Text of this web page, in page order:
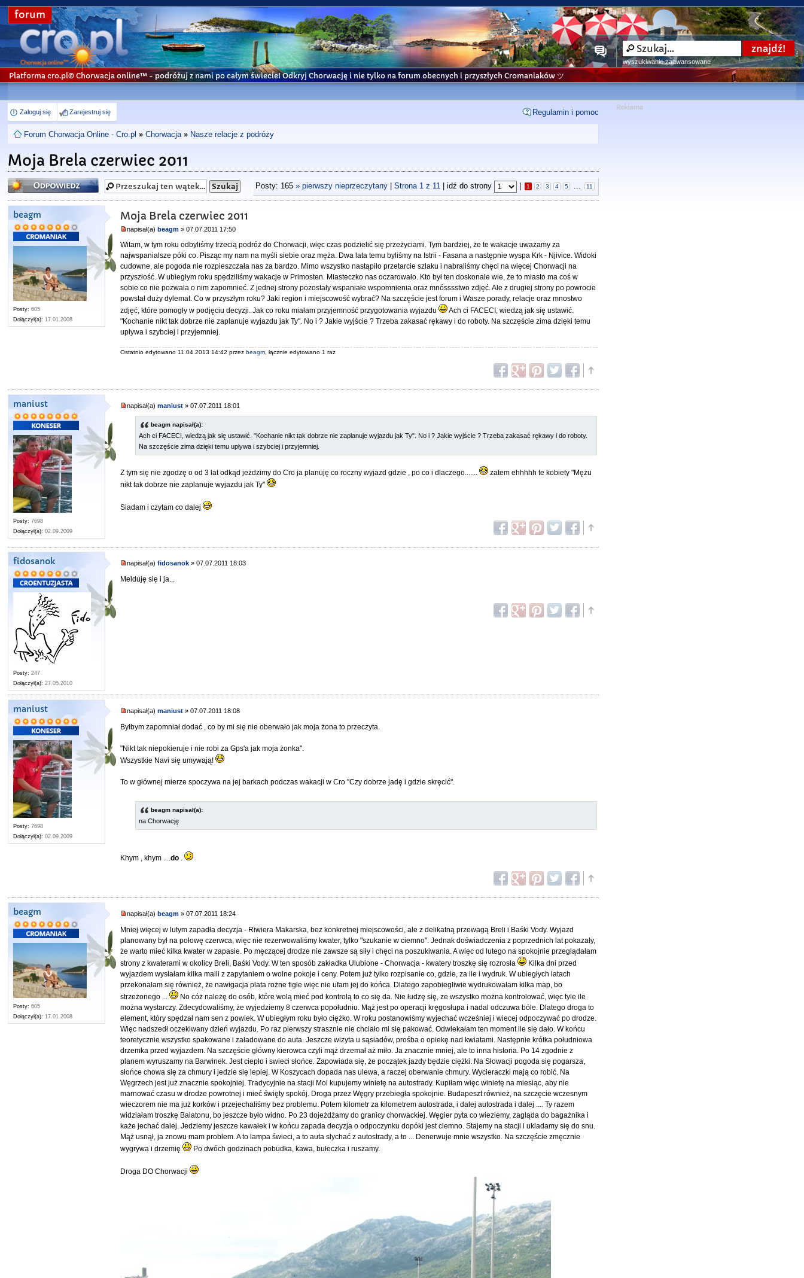
forum
wyszukiwanie zaawansowane
Platforma cro.pl© Chorwacja online™ - podróżuj z nami po całym świecie! Odkryj Chorwację i nie tylko na forum obecnych i przyszłych Cromaniaków ツ
Zaloguj się Zarejestruj się Regulamin i pomoc
Forum Chorwacja Online - Cro.pl » Chorwacja » Nasze relacje z podróży
Moja Brela czerwiec 2011
Odpowiedz Posty: 165 » pierwszy nieprzeczytany| Strona 1z 11| idź do strony 1 2 3 4 5 ... 11
beagm
Posty: 605
Dołączył(a): 17.01.2008
Moja Brela czerwiec 2011
napisał(a)beagm » 07.07.2011 17:50
Witam, w tym roku odbyliśmy trzecią podróż do Chorwacji, więc czas podzielić się przeżyciami. Tym bardziej, że te wakacje uważamy za
najwspanialsze póki co. Pisząc my nam na myśli siebie oraz męża. Dwa lata temu byliśmy na Istrii - Fasana a następnie wyspa Krk - Njivice. Widoki
cudowne, ale pogoda nie rozpieszczała nas za bardzo. Mimo wszystko nastąpiło przetarcie szlaku i nabraliśmy chęci na więcej Chorwacji na
przyszłość. W ubiegłym roku spędziliśmy wakacje w Primosten. Miasteczko nas oczarowało. Kto był ten doskonale wie, że to miasto ma coś w
sobie co nie pozwala o nim zapomnieć. Z jednej strony pozostały wspaniałe wspomnienia oraz mnósssstwo zdjęć. Ale z drugiej strony po powrocie
powstał duży dylemat. Co w przyszłym roku? Jaki region i miejscowość wybrać? Na szczęście jest forum i Wasze porady, relacje oraz mnostwo
zdjęć, które pomogły w podjęciu decyzji. Jak co roku miałam przyjemność przygotowania wyjazdu
Ach ci FACECI, wiedzą jak się ustawić.
"Kochanie nikt tak dobrze nie zaplanuje wyjazdu jak Ty". No i ? Jakie wyjście ? Trzeba zakasać rękawy i do roboty. Na szczęście zima dzięki temu
upływa i szybciej i przyjemniej.
Ostatnio edytowano 11.04.2013 14:42 przezbeagm , łącznie edytowano 1 raz
maniust
Posty: 7698
Dołączył(a): 02.09.2009
napisał(a)maniust » 07.07.2011 18:01
beagm napisał(a):
Ach ci FACECI, wiedzą jak się ustawić. "Kochanie nikt tak dobrze nie zaplanuje wyjazdu jak Ty". No i ? Jakie wyjście ? Trzeba zakasać rękawy i do roboty.
Na szczęście zima dzięki temu upływa i szybciej i przyjemniej.
Z tym się nie zgodzę o od 3 lat odkąd jeżdzimy do Cro ja planuję co roczny wyjazd gdzie , po co i dlaczego.......
zatem ehhhhh te kobiety "Mężu
nikt tak dobrze nie zaplanuje wyjazdu jak Ty"
Siadam i czytam co dalej
fidosanok
Posty: 247
Dołączył(a): 27.05.2010
napisał(a)fidosanok » 07.07.2011 18:03
Melduję się i ja...
maniust
Posty: 7698
Dołączył(a): 02.09.2009
napisał(a)maniust » 07.07.2011 18:08
Byłbym zapomniał dodać , co by mi się nie oberwało jak moja żona to przeczyta.
"Nikt tak niepokieruje i nie robi za Gps'a jak moja żonka".
Wszystkie Navi się umywają!
To w głównej mierze spoczywa na jej barkach podczas wakacji w Cro "Czy dobrze jadę i gdzie skręcić".
beagm napisał(a):
na Chorwację
Khym , khym ....do .
beagm
Posty: 605
Dołączył(a): 17.01.2008
napisał(a) beagm » 07.07.2011 18:24
Mniej więcej w lutym zapadła decyzja - Riwiera Makarska, bez konkretnej miejscowości, ale z delikatną przewagą Breli i Baśki Vody. Wyjazd
planowany był na połowę czerwca, więc nie rezerwowaliśmy kwater, tylko "szukanie w ciemno". Jednak doświadczenia z poprzednich lat pokazały,
że warto mieć kilka kwater w zapasie. Po męczącej drodze nie zawsze są siły i chęci na poszukiwania. A więc od lutego na spokojnie przeglądałam
strony z kwaterami w okolicy Breli, Baśki Vody. W ten sposób zakładka Ulubione - Chorwacja - kwatery troszkę się rozrosła
Kilka dni przed
wyjazdem wysłałam kilka maili z zapytaniem o wolne pokoje i ceny. Potem już tylko rozpisanie co, gdzie, za ile i wydruk. W ubiegłych latach
przekonałam się również, że nawigacja plata rożne figle więc nie ufam jej do końca. Dlatego zapobiegliwie wydrukowałam kilka map, bo
strzeżonego ...
No cóż należę do osób, które wolą mieć pod kontrolą to co się da. Nie łudzę się, ze wszystko można kontrolować, więc tyle ile
można wystarczy. Zdecydowaliśmy, że wyjedziemy 8 czerwca popołudniu. Mąż jest po operacji kręgosłupa i nadal odczuwa bóle. Dlatego droga to
element, który spędzał nam sen z powiek. W ubiegłym roku było ciężko. W roku postanowiśmy wyjechać wcześniej i wiecej odpoczywać po drodze.
Więc nadszedł oczekiwany dzień wyjazdu. Po raz pierwszy strasznie nie chciało mi się pakować. Odwlekałam ten moment ile się dało. W końcu
teoretycznie wszystko spakowane i załadowane do auta. Jeszcze wizyta u sąsiadów, prośba o opiekę nad kwiatami. Następnie krótka południowa
drzemka przed wyjazdem. Na szczęście główny kierowca czyli mąż drzemał aż miło. Ja znacznie mniej, ale to inna historia. Po 14 zgodnie z
planem wyruszamy na Barwinek. Jest ciepło i swieci słońce. Zapowiada się, że początek jazdy będzie ciężki. Na Słowacji pogoda się pogarsza,
słońce chowa się za chmury i jedzie się lepiej. W Koszycach dopada nas ulewa, a raczej oberwanie chmury. Wycieraczki mają co robić. Na
Węgrzech jest już znacznie spokojniej. Tradycyjnie na stacji Mol kupujemy winietę na autostrady. Kupiłam więc winietę na miesiąc, aby nie
marnować czasu w drodze powrotnej i mieć święty spokój. Droga przez Węgry przebiegła spokojnie. Budapeszt również, na szczęcie wczesnym
wieczorem nie ma już korków i przejechaliśmy bez problemu. Potem kilometr za kilometrem autostrada, i dalej autostrada i dalej .... Ty razem
widziałam troszkę Balatonu, bo jeszcze było widno. Po 23 dojeżdżamy do granicy chorwackiej. Węgier pyta co wieziemy, zagląda do bagażnika i
każe jechać dalej. Jedziemy jeszcze kawałek i w końcu zapada decyzja o odpoczynku dopóki jest ciemno. Stajemy na stacji i ukladamy się do snu.
Mąż usnął, ja znowu mam problem. A to lampa świeci, a to auta slychać z autostrady, a to ... Denerwuje mnie wszystko. Na szczęście zmęcznie
wygrywa i drzemię
Po dwóch godzinach pobudka, kawa, bułeczka i ruszamy.
Droga DO Chorwacji